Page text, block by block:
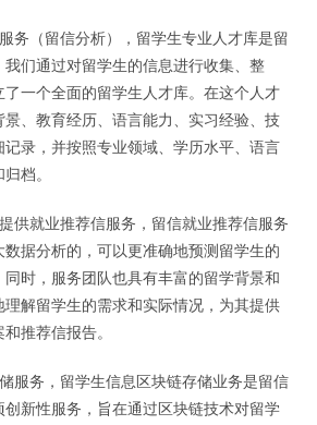
务（留信分析），留学生专业人才库是留
们通过对留学生的信息进行收集、整
一个全面的留学生人才库。在这个人才
景、教育经历、语言能力、实习经验、技
录，并按照专业领域、学历水平、语言
档。
供就业推荐信服务，留信就业推荐信服务
据分析的，可以更准确地预测留学生的
时，服务团队也具有丰富的留学背景和
解留学生的需求和实际情况，为其提供
推荐信报告。
服务，留学生信息区块链存储业务是留信
新性服务，旨在通过区块链技术对留学